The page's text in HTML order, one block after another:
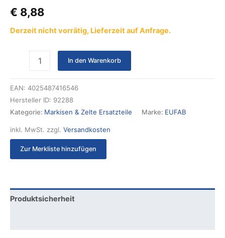
€ 8,88
Derzeit nicht vorrätig, Lieferzeit auf Anfrage.
In den Warenkorb
EAN: 4025487416546
Hersteller ID: 92288
Kategorie: Markisen & Zelte Ersatzteile Marke: EUFAB
inkl. MwSt. zzgl. Versandkosten
Zur Merkliste hinzufügen
Produktsicherheit